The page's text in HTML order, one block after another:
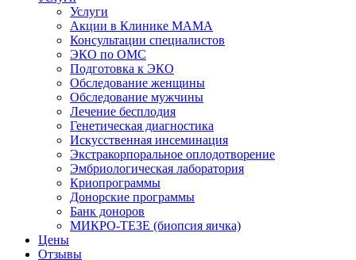
Услуги
Акции в Клинике МАМА
Консультации специалистов
ЭКО по ОМС
Подготовка к ЭКО
Обследование женщины
Обследование мужчины
Лечение бесплодия
Генетическая диагностика
Искусственная инсеминация
Экстракорпоральное оплодотворение
Эмбриологическая лаборатория
Криопрограммы
Донорские программы
Банк доноров
МИКРО-ТЕЗЕ (биопсия яичка)
Цены
Отзывы